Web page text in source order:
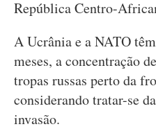
República Centro-
A Ucrânia e a NATO
meses, a concentração
tropas russas perto da
considerando tratar-se
invasão.